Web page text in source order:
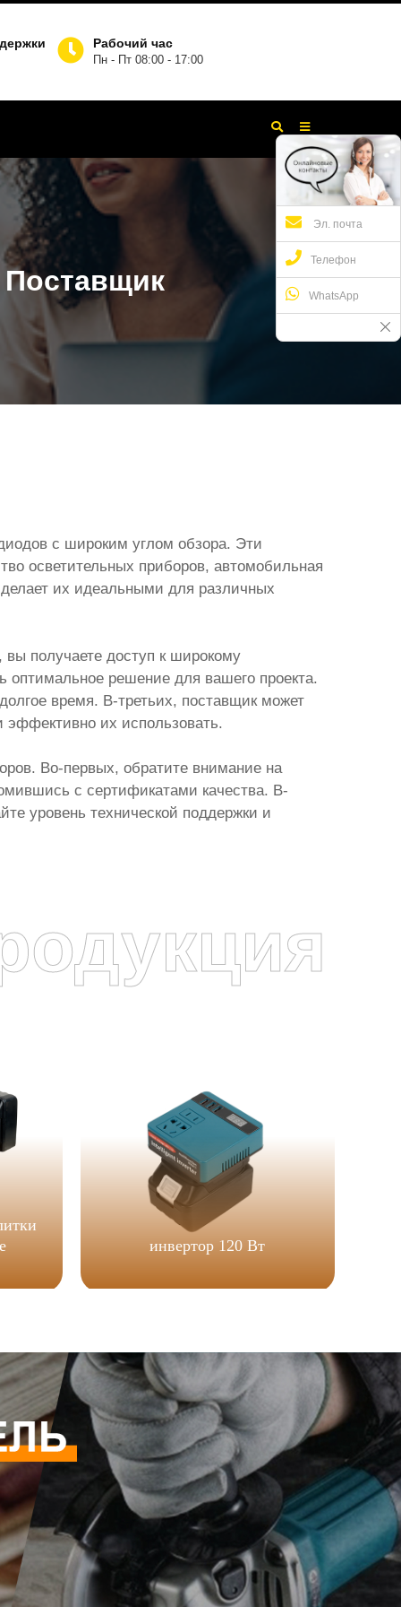
Рабочий час
Пн - Пт 08:00 - 17:00
с широким углом обзора. Эти
осветительных приборов, автомобильная
их идеальными для различных
получаете доступ к широкому
оптимальное решение для вашего проекта.
время. В-третьих, поставщик может
эффективно их использовать.
Во-первых, обратите внимание на
с сертификатами качества. В-
уровень технической поддержки и
инвертор 120 Вт
Эл. почта
Телефон
WhatsApp